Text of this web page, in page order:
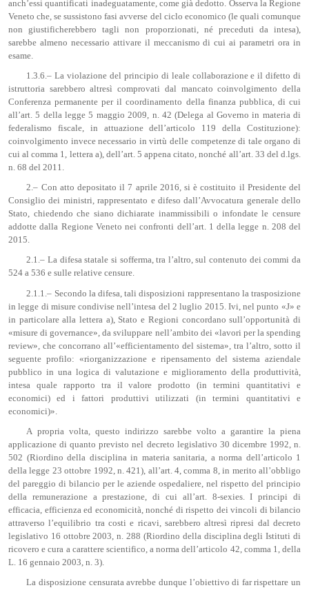
anch’essi quantificati inadeguatamente, come già dedotto. Osserva la Regione
Veneto che, se sussistono fasi avverse del ciclo economico (le quali comunque
non giustificherebbero tagli non proporzionati, né preceduti da intesa),
sarebbe almeno necessario attivare il meccanismo di cui ai parametri ora in
esame.
1.3.6.– La violazione del principio di leale collaborazione e il difetto di
istruttoria sarebbero altresì comprovati dal mancato coinvolgimento della
Conferenza permanente per il coordinamento della finanza pubblica, di cui
all’art. 5 della legge 5 maggio 2009, n. 42 (Delega al Governo in materia di
federalismo fiscale, in attuazione dell’articolo 119 della Costituzione):
coinvolgimento invece necessario in virtù delle competenze di tale organo di
cui al comma 1, lettera a), dell’art. 5 appena citato, nonché all’art. 33 del d.lgs.
n. 68 del 2011.
2.– Con atto depositato il 7 aprile 2016, si è costituito il Presidente del
Consiglio dei ministri, rappresentato e difeso dall’Avvocatura generale dello
Stato, chiedendo che siano dichiarate inammissibili o infondate le censure
addotte dalla Regione Veneto nei confronti dell’art. 1 della legge n. 208 del
2015.
2.1.– La difesa statale si sofferma, tra l’altro, sul contenuto dei commi da
524 a 536 e sulle relative censure.
2.1.1.– Secondo la difesa, tali disposizioni rappresentano la trasposizione
in legge di misure condivise nell’intesa del 2 luglio 2015. Ivi, nel punto «J» e
in particolare alla lettera a), Stato e Regioni concordano sull’opportunità di
«misure di governance», da sviluppare nell’ambito dei «lavori per la spending
review», che concorrano all’«efficientamento del sistema», tra l’altro, sotto il
seguente profilo: «riorganizzazione e ripensamento del sistema aziendale
pubblico in una logica di valutazione e miglioramento della produttività,
intesa quale rapporto tra il valore prodotto (in termini quantitativi e
economici) ed i fattori produttivi utilizzati (in termini quantitativi e
economici)».
A propria volta, questo indirizzo sarebbe volto a garantire la piena
applicazione di quanto previsto nel decreto legislativo 30 dicembre 1992, n.
502 (Riordino della disciplina in materia sanitaria, a norma dell’articolo 1
della legge 23 ottobre 1992, n. 421), all’art. 4, comma 8, in merito all’obbligo
del pareggio di bilancio per le aziende ospedaliere, nel rispetto del principio
della remunerazione a prestazione, di cui all’art. 8-sexies. I principi di
efficacia, efficienza ed economicità, nonché di rispetto dei vincoli di bilancio
attraverso l’equilibrio tra costi e ricavi, sarebbero altresì ripresi dal decreto
legislativo 16 ottobre 2003, n. 288 (Riordino della disciplina degli Istituti di
ricovero e cura a carattere scientifico, a norma dell’articolo 42, comma 1, della
L. 16 gennaio 2003, n. 3).
La disposizione censurata avrebbe dunque l’obiettivo di far rispettare un